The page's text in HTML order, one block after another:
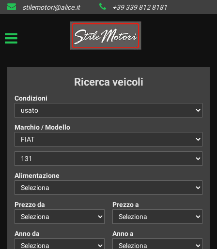
HOME
LISTA VEICOLI DISPONIBILI
IL VENDUTO
CONTATTI
stilemotori@alice.it +39 339 812 8181
Ricerca veicoli
Condizioni
Marchio / Modello
Alimentazione
Prezzo da Prezzo a
Anno da Anno a